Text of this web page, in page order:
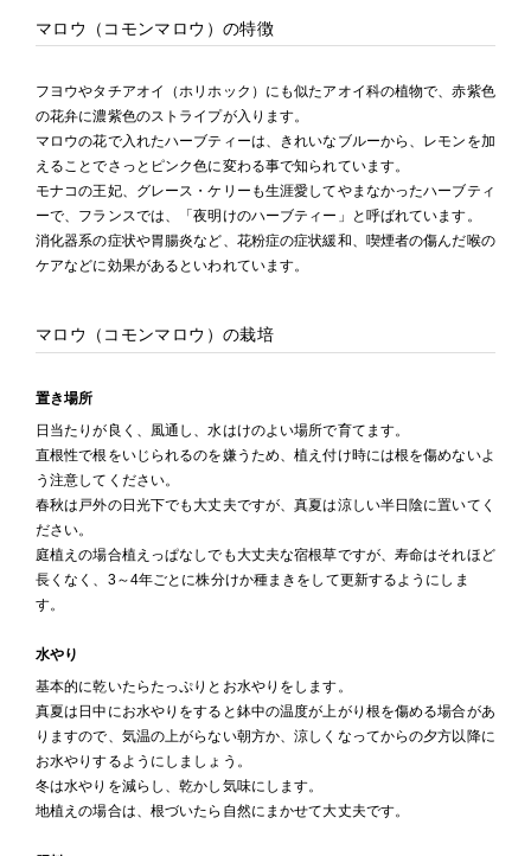
マロウ（コモンマロウ）の特徴
フヨウやタチアオイ（ホリホック）にも似たアオイ科の植物で、赤紫色
の花弁に濃紫色のストライプが入ります。
マロウの花で入れたハーブティーは、きれいなブルーから、レモンを加
えることでさっとピンク色に変わる事で知られています。
モナコの王妃、グレース・ケリーも生涯愛してやまなかったハーブティ
ーで、フランスでは、「夜明けのハーブティー」と呼ばれています。
消化器系の症状や胃腸炎など、花粉症の症状緩和、喫煙者の傷んだ喉の
ケアなどに効果があるといわれています。
マロウ（コモンマロウ）の栽培
置き場所
日当たりが良く、風通し、水はけのよい場所で育てます。
直根性で根をいじられるのを嫌うため、植え付け時には根を傷めないよ
う注意してください。
春秋は戸外の日光下でも大丈夫ですが、真夏は涼しい半日陰に置いてく
ださい。
庭植えの場合植えっぱなしでも大丈夫な宿根草ですが、寿命はそれほど
長くなく、3～4年ごとに株分けか種まきをして更新するようにしま
す。
水やり
基本的に乾いたらたっぷりとお水やりをします。
真夏は日中にお水やりをすると鉢中の温度が上がり根を傷める場合があ
りますので、気温の上がらない朝方か、涼しくなってからの夕方以降に
お水やりするようにしましょう。
冬は水やりを減らし、乾かし気味にします。
地植えの場合は、根づいたら自然にまかせて大丈夫です。